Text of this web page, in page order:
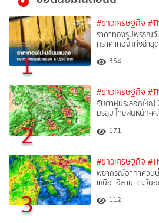
1
#ข่าวเศรษฐกิจ
ราคาทองรูปพรรณวั
กราคาทองแท่งล่าสุด
354
2
#ข่าวเศรษฐกิจ
จับตาฝนระลอกให
มรสุม ไทยฝนหนัก-ค
171
3
#ข่าวเศรษฐกิจ
พยากรณ์อากาศวันนี้
เหนือ–อีสาน–ตะวัน
112